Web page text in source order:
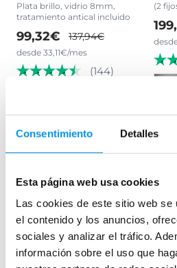
Consentimiento Detalles
Esta página web usa cookies
Las cookies de este sitio web se
el contenido y los anuncios,
sociales y analizar el tráfico.
información sobre el uso que
Plata brillo, vidrio 8mm,
tratamiento antical incluido
99,32€ 137,94€
desde 33,11€/mes
(144)
(2
Mamparas de bañera
Bañeras en esquina
Hojas o biombos de bañera